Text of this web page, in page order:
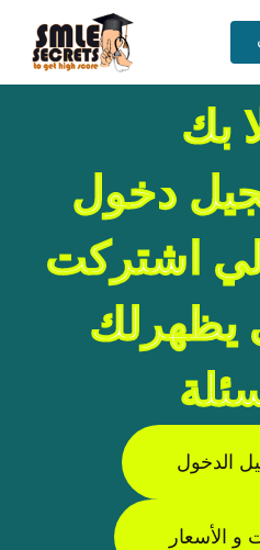
بك
دخول
اشتركت
يظهرلك
الدخول
و الأسعار